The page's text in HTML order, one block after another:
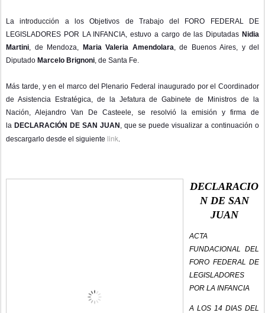
La introducción a los Objetivos de Trabajo del FORO FEDERAL DE
LEGISLADORES POR LA INFANCIA, estuvo a cargo de las Diputadas Nidia
Martini , de Mendoza, Maria Valeria Amendolara , de Buenos Aires, y del
Diputado Marcelo Brignoni , de Santa Fe.
Más tarde, y en el marco del Plenario Federal inaugurado por el Coordinador
de Asistencia Estratégica, de la Jefatura de Gabinete de Ministros de la
Nación, Alejandro Van De Casteele, se resolvió la emisión y firma de
la DECLARACIÓN DE SAN JUAN , que se puede visualizar a continuación o
descargarlo desde el siguiente link
DECLARACIO
N DE SAN
JUAN
ACTA
FUNDACIONAL DEL
FORO FEDERAL DE
LEGISLADORES
POR LA INFANCIA
A LOS 14 DIAS DEL